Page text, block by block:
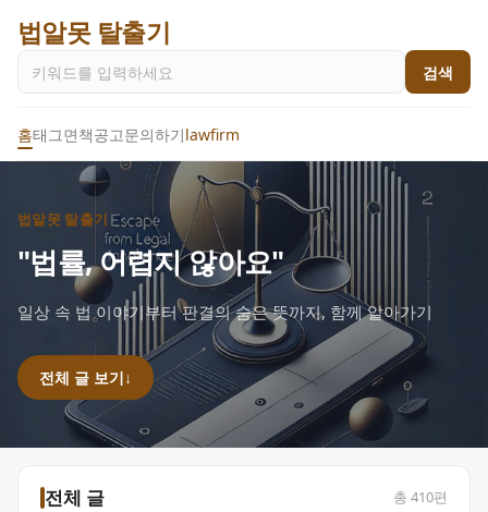
법알못 탈출기
검색
홈태그면책공고문의하기lawfirm
법알못 탈출기
"법률, 어렵지 않아요"
일상 속 법 이야기부터 판결의 숨은 뜻까지, 함께 알아가기
전체 글 보기↓
전체 글 총 410편